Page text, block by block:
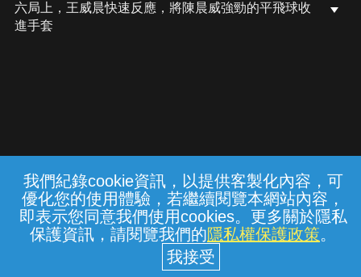
我們紀錄cookie資訊，以提供客製化內容，可
優化您的使用體驗，若繼續閱覽本網站內容，
即表示您同意我們使用cookies。更多關於隱私
保護資訊，請閱覽我們的隱私權保護政策。
六局上，王威晨快速反應，將陳晨威強勁的平飛球收
進手套
常見問題 線上客服 服務條款 隱私權保護
中華電信股份有限公司個人家庭分公司
(統一編號：96979949) © 2026
{{notifyMsg}}